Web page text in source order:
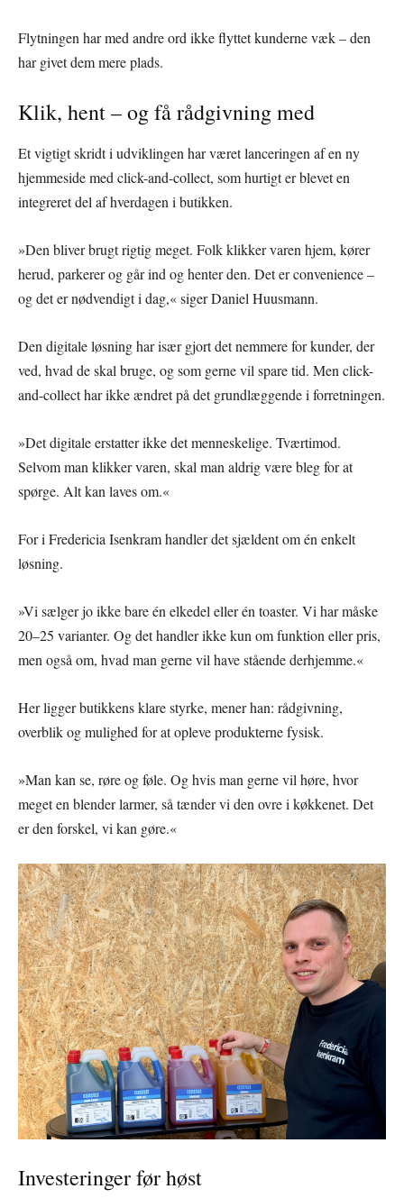
Flytningen har med andre ord ikke flyttet kunderne væk – den
har givet dem mere plads.
Klik, hent – og få rådgivning med
Et vigtigt skridt i udviklingen har været lanceringen af en ny
hjemmeside med click-and-collect, som hurtigt er blevet en
integreret del af hverdagen i butikken.
»Den bliver brugt rigtig meget. Folk klikker varen hjem, kører
herud, parkerer og går ind og henter den. Det er convenience –
og det er nødvendigt i dag,« siger Daniel Huusmann.
Den digitale løsning har især gjort det nemmere for kunder, der
ved, hvad de skal bruge, og som gerne vil spare tid. Men click-
and-collect har ikke ændret på det grundlæggende i forretningen.
»Det digitale erstatter ikke det menneskelige. Tværtimod.
Selvom man klikker varen, skal man aldrig være bleg for at
spørge. Alt kan laves om.«
For i Fredericia Isenkram handler det sjældent om én enkelt
løsning.
»Vi sælger jo ikke bare én elkedel eller én toaster. Vi har måske
20–25 varianter. Og det handler ikke kun om funktion eller pris,
men også om, hvad man gerne vil have stående derhjemme.«
Her ligger butikkens klare styrke, mener han: rådgivning,
overblik og mulighed for at opleve produkterne fysisk.
»Man kan se, røre og føle. Og hvis man gerne vil høre, hvor
meget en blender larmer, så tænder vi den ovre i køkkenet. Det
er den forskel, vi kan gøre.«
Investeringer før høst